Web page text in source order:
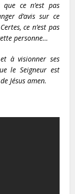
ce n’est pas
d’avis sur ce
ce n’est pas
personne…
et à visionner ses
le Seigneur est
Jésus amen.